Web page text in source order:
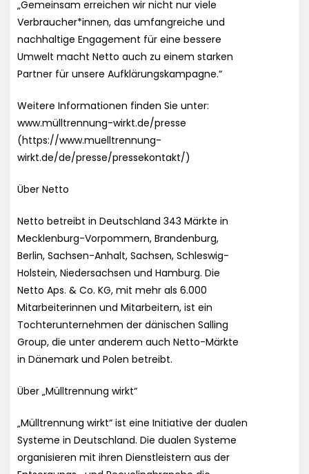
„Gemeinsam erreichen wir nicht nur viele
Verbraucher*innen, das umfangreiche und
nachhaltige Engagement für eine bessere
Umwelt macht Netto auch zu einem starken
Partner für unsere Aufklärungskampagne.“
Weitere Informationen finden Sie unter:
www.mülltrennung-wirkt.de/presse
(https://www.muelltrennung-
wirkt.de/de/presse/pressekontakt/)
Über Netto
Netto betreibt in Deutschland 343 Märkte in
Mecklenburg-Vorpommern, Brandenburg,
Berlin, Sachsen-Anhalt, Sachsen, Schleswig-
Holstein, Niedersachsen und Hamburg. Die
Netto Aps. & Co. KG, mit mehr als 6.000
Mitarbeiterinnen und Mitarbeitern, ist ein
Tochterunternehmen der dänischen Salling
Group, die unter anderem auch Netto-Märkte
in Dänemark und Polen betreibt.
Über „Mülltrennung wirkt“
„Mülltrennung wirkt“ ist eine Initiative der dualen
Systeme in Deutschland. Die dualen Systeme
organisieren mit ihren Dienstleistern aus der